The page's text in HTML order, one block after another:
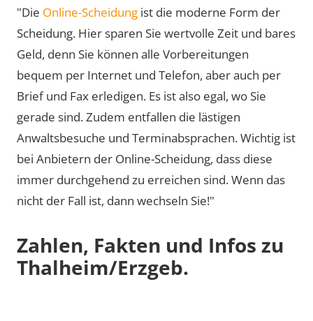
"Die Online-Scheidung ist die moderne Form der
Scheidung. Hier sparen Sie wertvolle Zeit und bares
Geld, denn Sie können alle Vorbereitungen
bequem per Internet und Telefon, aber auch per
Brief und Fax erledigen. Es ist also egal, wo Sie
gerade sind. Zudem entfallen die lästigen
Anwaltsbesuche und Terminabsprachen. Wichtig ist
bei Anbietern der Online-Scheidung, dass diese
immer durchgehend zu erreichen sind. Wenn das
nicht der Fall ist, dann wechseln Sie!"
Zahlen, Fakten und Infos zu
Thalheim/Erzgeb.